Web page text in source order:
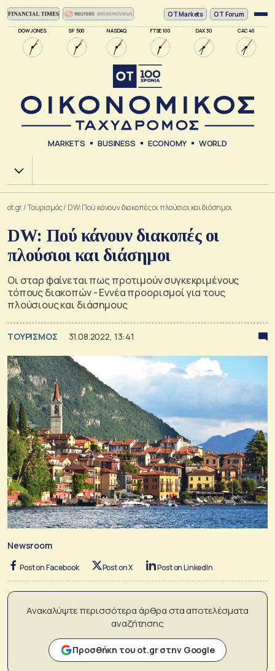
DOW JONES SP 500 NASDAQ FTSE 100 DAX 30 CAC 40
ΟΤ Markets OT Forum
MARKETS BUSINESS ECONOMY WORLD
Χ.Α.
ot.gr/Τουρισμός/ DW: Πού κάνουν διακοπές οι πλούσιοι και διάσημοι
DW: Πού κάνουν διακοπές οι
πλούσιοι και διάσημοι
Οι σταρ φαίνεται πως προτιμούν συγκεκριμένους
τόπους διακοπών - Εννέα προορισμοί για τους
πλούσιους και διάσημους
ΤΟΥΡΙΣΜΟΣ 31.08.2022, 13:41
Newsroom
Post on Facebook Post on X Post on LinkedIn
Ανακαλύψτε περισσότερα άρθρα στα αποτελέσματα
αναζήτησης
Προσθήκη του ot.gr στην Google